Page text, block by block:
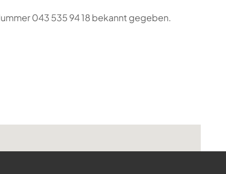
043 535 94 18 bekannt gegeben.